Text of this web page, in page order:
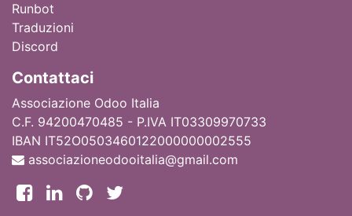
Runbot
Traduzioni
Discord
Contattaci
Associazione Odoo Italia
C.F. 94200470485 - P.IVA IT03309970733
IBAN IT52O0503460122000000002555
associazioneodooitalia@gmail.com